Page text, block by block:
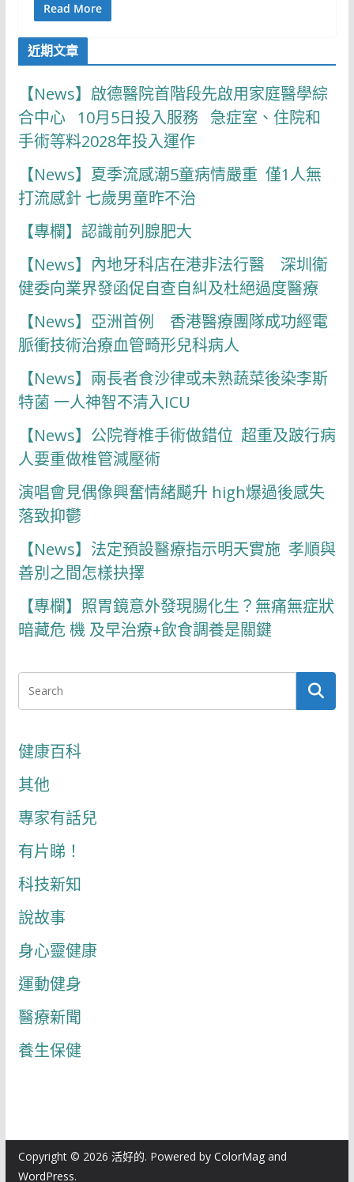
Read More
近期文章
【News】啟德醫院首階段先啟用家庭醫學綜
合中心 10月5日投入服務 急症室、住院和
手術等料2028年投入運作
【News】夏季流感潮5童病情嚴重 僅1人無
打流感針 七歲男童昨不治
【專欄】認識前列腺肥大
【News】內地牙科店在港非法行醫 深圳衞
健委向業界發函促自查自糾及杜絕過度醫療
【News】亞洲首例 香港醫療團隊成功經電
脈衝技術治療血管畸形兒科病人
【News】兩長者食沙律或未熟蔬菜後染李斯
特菌 一人神智不清入ICU
【News】公院脊椎手術做錯位 超重及跛行病
人要重做椎管減壓術
演唱會見偶像興奮情緒飇升 high爆過後感失
落致抑鬱
【News】法定預設醫療指示明天實施 孝順與
善別之間怎樣抉擇
【專欄】照胃鏡意外發現腸化生？無痛無症狀
暗藏危 機 及早治療+飲食調養是關鍵
健康百科
其他
專家有話兒
有片睇！
科技新知
說故事
身心靈健康
運動健身
醫療新聞
養生保健
Copyright © 2026 活好的. Powered by ColorMagand
WordPress.